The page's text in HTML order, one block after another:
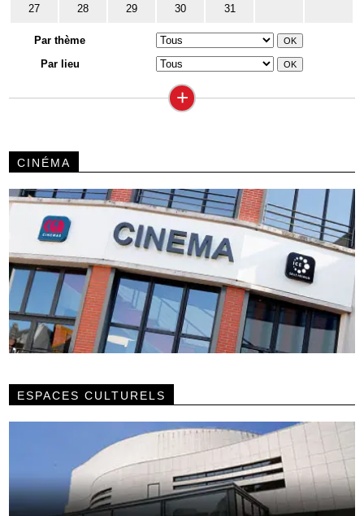
27 28 29 30 31
Par thème
Par lieu
+
CINÉMA
ESPACES CULTURELS